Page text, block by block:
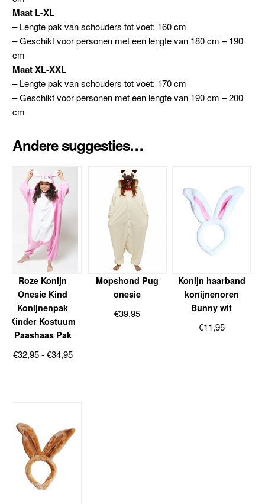
Maat L-XL
– Lengte pak van schouders tot voet: 160 cm
– Geschikt voor personen met een lengte van 180 cm – 190
cm
Maat XL-XXL
– Lengte pak van schouders tot voet: 170 cm
– Geschikt voor personen met een lengte van 190 cm – 200
cm
Andere suggesties…
Roze Konijn
Onesie Kind
Konijnenpak
Kinder Kostuum
Paashaas Pak
€32,95 - €34,95Prijsklasse:
Mopshond Pug
onesie
€39,95
Konijn haarband
konijnenoren
Bunny wit
€11,95